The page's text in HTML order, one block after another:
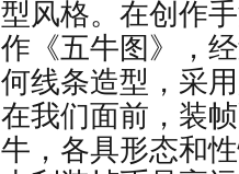
型风格。在创作
作《五牛图》，
何线条造型，采
在我们面前，装
牛，各具形态和